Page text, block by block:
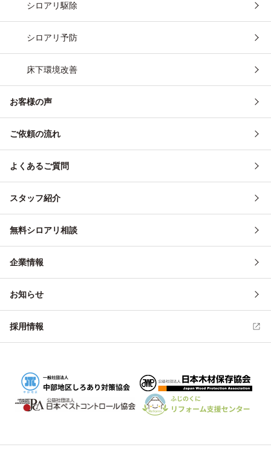
シロアリ駆除
シロアリ予防
床下環境改善
お客様の声
ご依頼の流れ
よくあるご質問
スタッフ紹介
無料シロアリ相談
企業情報
お知らせ
採用情報